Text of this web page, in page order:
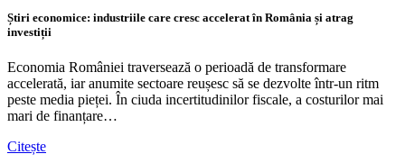
Știri economice: industriile care cresc accelerat în România și atrag
investiții
Economia României traversează o perioadă de transformare
accelerată, iar anumite sectoare reușesc să se dezvolte într-un ritm
peste media pieței. În ciuda incertitudinilor fiscale, a costurilor mai
mari de finanțare…
Citește